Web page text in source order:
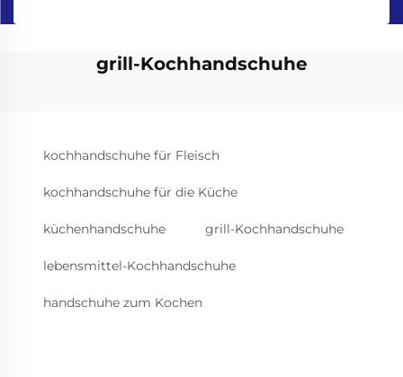
grill-Kochhandschuhe
kochhandschuhe für Fleisch
kochhandschuhe für die Küche
küchenhandschuhe grill-Kochhandschuhe
lebensmittel-Kochhandschuhe
handschuhe zum Kochen